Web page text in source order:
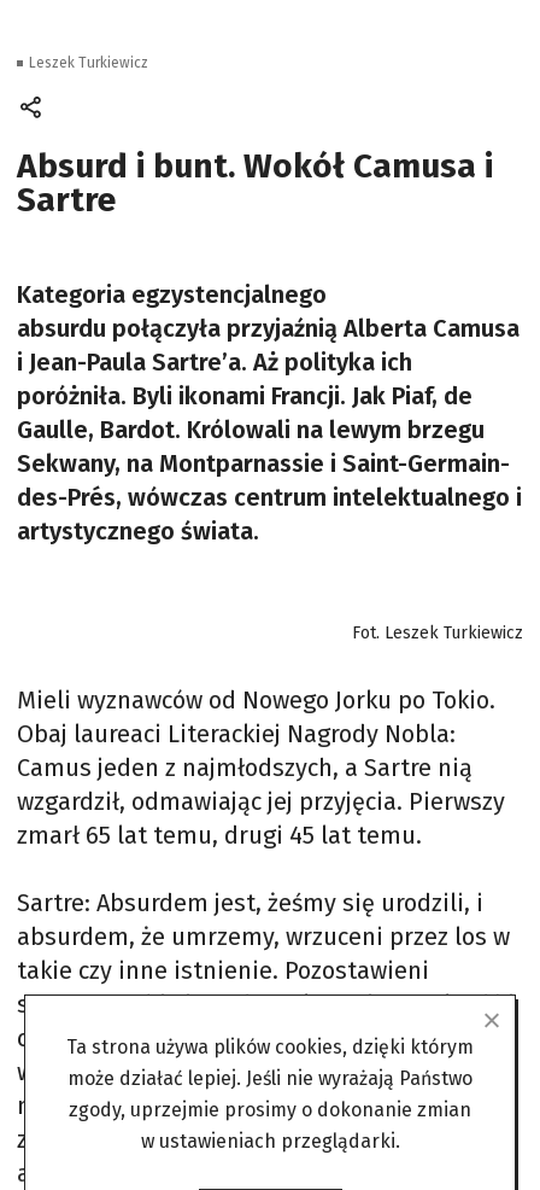
Absurd i bunt. Wokół Camusa i
Sartre
Kategoria egzystencjalnego
absurdu połączyła przyjaźnią Alberta Camusa
i Jean-Paula Sartre’a. Aż polityka ich
poróżniła. Byli ikonami Francji. Jak Piaf, de
Gaulle, Bardot. Królowali na lewym brzegu
Sekwany, na Montparnassie i Saint-Germain-
des-Prés, wówczas centrum intelektualnego i
artystycznego świata.
Fot. Leszek Turkiewicz
Mieli wyznawców od Nowego Jorku po Tokio.
Obaj laureaci Literackiej Nagrody Nobla:
Camus jeden z najmłodszych, a Sartre nią
wzgardził, odmawiając jej przyjęcia. Pierwszy
zmarł 65 lat temu, drugi 45 lat temu.
Sartre: Absurdem jest, żeśmy się urodzili, i
absurdem, że umrzemy, wrzuceni przez los w
takie czy inne istnienie. Pozostawieni
samemu sobie jesteśmy skazani na wolność i
chcąc czy nie, dopóki jest się świadomym
własnej egzystencji, musimy wybierać, a nic
nie warunkuje tego wyboru, nie ma żadnych
znaków na niebie i ziemi. Wobec tego
absurdu nie można zachować powagi, a skoro
Leszek Turkiewicz
Ta strona używa plików cookies, dzięki którym
może działać lepiej. Jeśli nie wyrażają Państwo
zgody, uprzejmie prosimy o dokonanie zmian
w ustawieniach przeglądarki.